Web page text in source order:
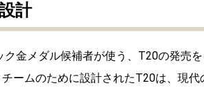
計
金メダル候補者が使う、T20の発売を
ームのために設計されたT20は、現代